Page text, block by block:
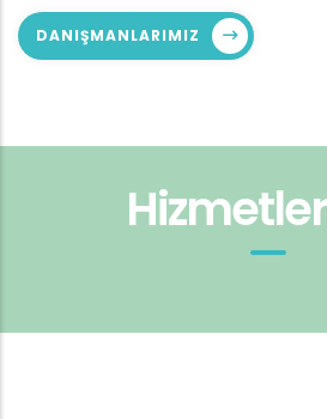
DANIŞMANLARIMIZ